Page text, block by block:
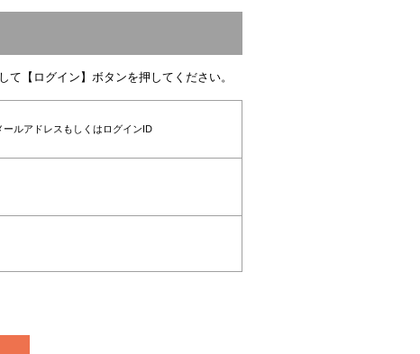
【ログイン】ボタンを押してください。
ールアドレスもしくはログインID